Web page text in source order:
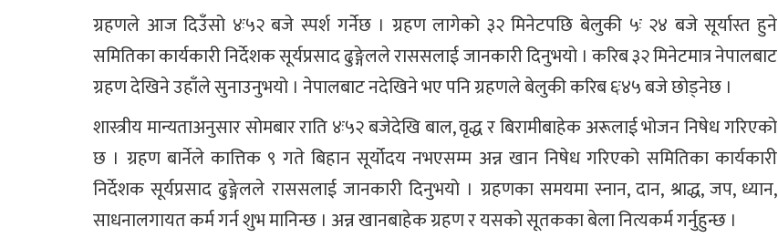
ग्रहणले आज दिउँसो ४ः५२ बजे स्पर्श गर्नेछ । ग्रहण लागेको ३२ मिनेटपछि बेलुकी ५ः २४ बजे सूर्यास्त हुने
समितिका कार्यकारी निर्देशक सूर्यप्रसाद ढुङ्गेलले राससलाई जानकारी दिनुभयो । करिब ३२ मिनेटमात्र नेपालबाट
ग्रहण देखिने उहाँले सुनाउनुभयो । नेपालबाट नदेखिने भए पनि ग्रहणले बेलुकी करिब ६ः४५ बजे छोड्नेछ ।
शास्त्रीय मान्यताअनुसार सोमबार राति ४ः५२ बजेदेखि बाल, वृद्ध र बिरामीबाहेक अरूलाई भोजन निषेध गरिएको
छ । ग्रहण बार्नेले कात्तिक ९ गते बिहान सूर्योदय नभएसम्म अन्न खान निषेध गरिएको समितिका कार्यकारी
निर्देशक सूर्यप्रसाद ढुङ्गेलले राससलाई जानकारी दिनुभयो । ग्रहणका समयमा स्नान, दान, श्राद्ध, जप, ध्यान,
साधनालगायत कर्म गर्न शुभ मानिन्छ । अन्न खानबाहेक ग्रहण र यसको सूतकका बेला नित्यकर्म गर्नुहुन्छ ।